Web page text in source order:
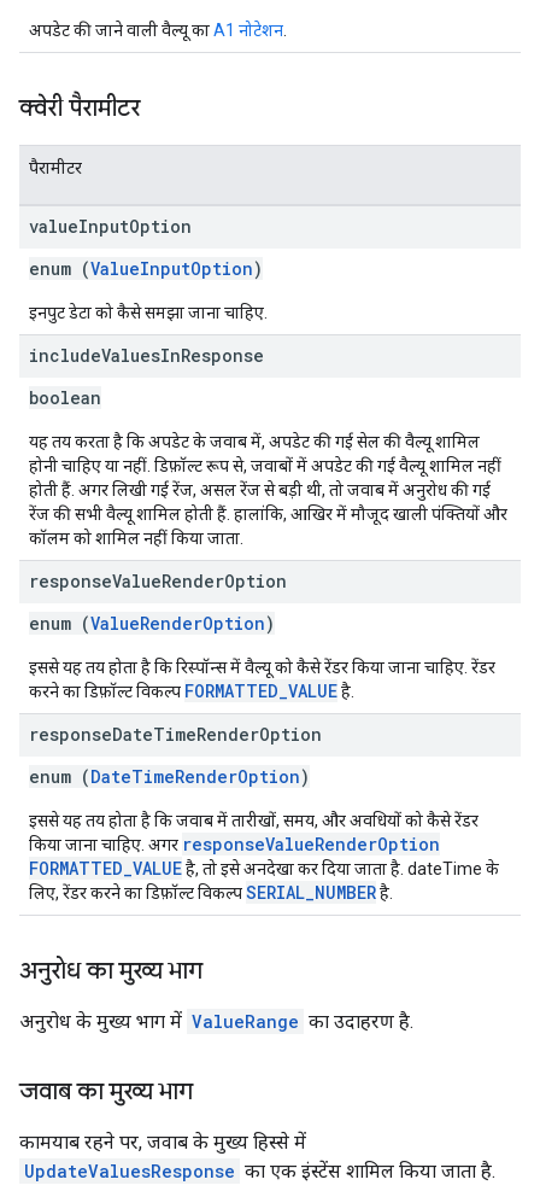
अपडेट की जाने वाली वैल्यू काA1 नोटेशन
क्वेरी पैरामीटर
पैरामीटर
valueInputOption
enum (ValueInputOption)
इनपुट डेटा को कैसे समझा जाना चाहिए.
includeValuesInResponse
boolean
यह तय करता है कि अपडेट के जवाब में, अपडेट की गई सेल की वैल्यू शामिल
होनी चाहिए या नहीं. डिफ़ॉल्ट रूप से, जवाबों में अपडेट की गई वैल्यू शामिल नहीं
होती हैं. अगर लिखी गई रेंज, असल रेंज से बड़ी थी, तो जवाब में अनुरोध की गई
रेंज की सभी वैल्यू शामिल होती हैं. हालांकि, आखिर में मौजूद खाली पंक्तियों और
कॉलम को शामिल नहीं किया जाता.
responseValueRenderOption
enum (ValueRenderOption)
इससे यह तय होता है कि रिस्पॉन्स में वैल्यू को कैसे रेंडर किया जाना चाहिए. रेंडर
करने का डिफ़ॉल्ट विकल्प FORMATTED_VALUEहै.
responseDateTimeRenderOption
enum (DateTimeRenderOption)
इससे यह तय होता है कि जवाब में तारीखों, समय, और अवधियों को कैसे रेंडर
किया जाना चाहिए. अगर responseValueRenderOption
FORMATTED_VALUEहै, तो इसे अनदेखा कर दिया जाता है. dateTime के
लिए, रेंडर करने का डिफ़ॉल्ट विकल्पSERIAL_NUMBERहै.
अनुरोध का मुख्य भाग
अनुरोध के मुख्य भाग में ValueRange का उदाहरण है.
जवाब का मुख्य भाग
कामयाब रहने पर, जवाब के मुख्य हिस्से में
UpdateValuesResponse का एक इंस्टेंस शामिल किया जाता है.